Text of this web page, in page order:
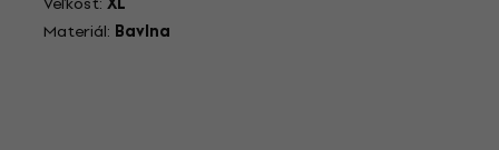
Materiál: Bavlna